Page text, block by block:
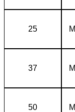
25
37
50